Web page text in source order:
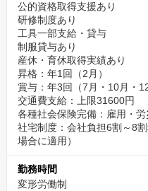
公的資格取得支援あり
研修制度あり
工具一部支給・貸与
制服貸与あり
産休・育休取得実績あり
昇格：年1回（2月）
賞与：年3回（7月・10月・
交通費支給：上限31600円
各種社会保険完備：雇用・
社宅制度：会社負担6割～8
場合に適用）
勤務時間
変形労働制